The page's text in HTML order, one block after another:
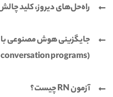
راه‌حل‌های دیروز، کلید
جایگزینی هوش مصنوعی با
(Telephone conversation programs)
آزمون RN چیست؟